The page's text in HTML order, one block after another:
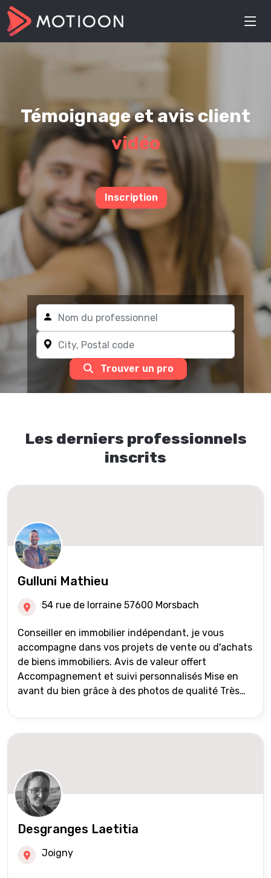
Témoignage et avis client
vidéo
Inscription
Trouver un pro
Les derniers professionnels
inscrits
Gulluni Mathieu
54 rue de lorraine 57600 Morsbach
Conseiller en immobilier indépendant, je vous
accompagne dans vos projets de vente ou d'achats
de biens immobiliers. Avis de valeur offert
Accompagnement et suivi personnalisés Mise en
avant du bien grâce à des photos de qualité Très
international) Validation du financement des
acquéreurs auprès de partenaires financiers
réseau Iad France et Iad Deutschland Inter agence
Desgranges Laetitia
Joigny